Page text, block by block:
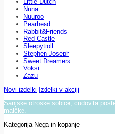
Little Dutch
Nuna
Nuuroo
Pearhead
Rabbit&Friends
Red Castle
Sleepytroll
Stephen Joseph
Sweet Dreamers
Voksi
Zazu
Novi izdelki Izdelki v akciji
Sanjske otroške sobice, čudovita
malčke.
Kategorija Nega in kopanje